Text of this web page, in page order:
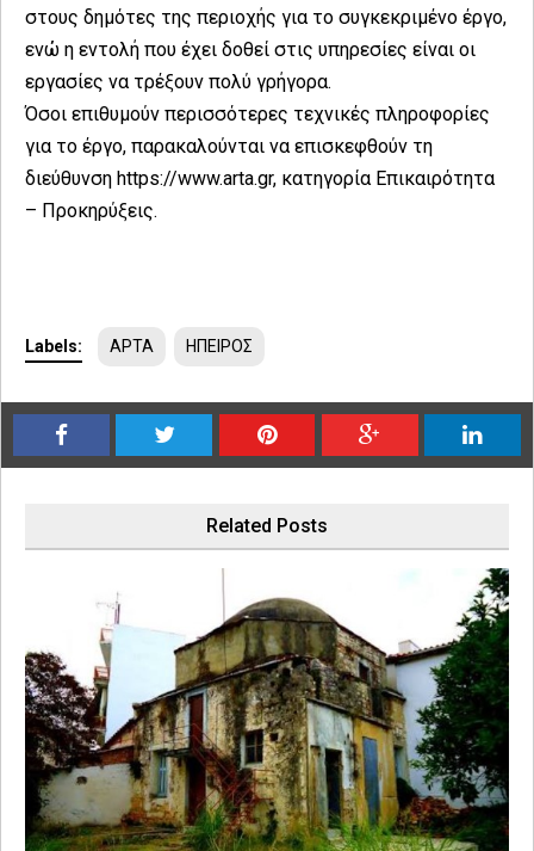
στους δημότες της περιοχής για το συγκεκριμένο έργο,
ενώ η εντολή που έχει δοθεί στις υπηρεσίες είναι οι
εργασίες να τρέξουν πολύ γρήγορα.
Όσοι επιθυμούν περισσότερες τεχνικές πληροφορίες
για το έργο, παρακαλούνται να επισκεφθούν τη
διεύθυνση https://www.arta.gr, κατηγορία Επικαιρότητα
– Προκηρύξεις.
Labels: ΑΡΤΑ ΗΠΕΙΡΟΣ
Related Posts